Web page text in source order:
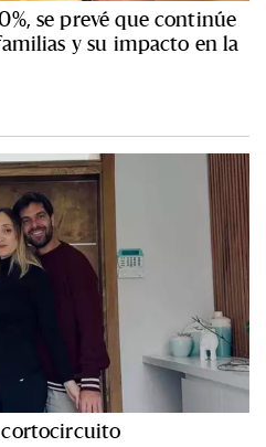
se prevé que continúe
y su impacto en la
cortocircuito